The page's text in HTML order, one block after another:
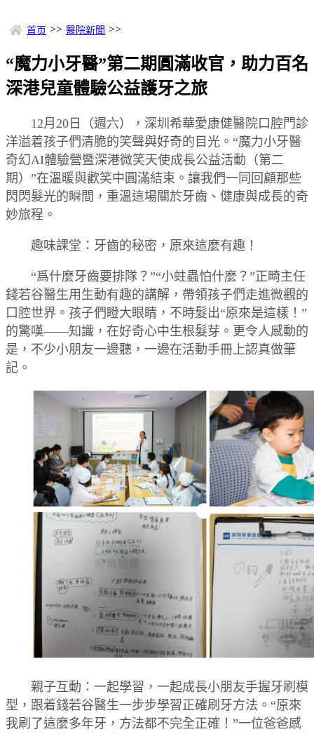
首页 >> 醫院新聞 >>
“魔力小牙醫”第二期圓滿收官，助力百名
深港兒童體驗公益護牙之旅
12月20日（週六），深圳希華愛康健醫院口腔門診
洋溢着孩子們清脆的笑聲與好奇的目光。“魔力小牙醫
奇幻AI體驗營暨深港微笑天使成長公益活動（第二
期）”在溫暖與歡笑中圓滿結束。讓我們一同回顧那些
閃閃髮光的瞬間，重溫這場關於牙齒、健康與成長的奇
妙旅程。
趣味課堂：牙齒的秘密，原來這麼有趣！
“爲什麼牙齒要排隊？”“小蛀蟲怕什麼？”正畸主任
錢若谷醫生用生動有趣的講解，帶領孩子們走進微觀的
口腔世界。孩子們瞪大眼睛，不時髮出“原來是這樣！”
的驚嘆——知識，在好奇心中生根髮芽。更令人感動的
是，不少小朋友一邊聽，一邊在活動手冊上認真做筆
記。
親子互動：一起學習，一起成長小朋友手握牙刷模
型，跟着錢若谷醫生一步步學習正確刷牙方法。“原來
我刷了這麼多年牙，方法都不完全正確！”一位爸爸感